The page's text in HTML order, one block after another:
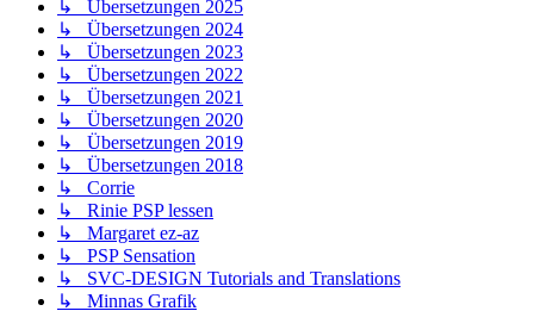
↳ Übersetzungen 2025
↳ Übersetzungen 2024
↳ Übersetzungen 2023
↳ Übersetzungen 2022
↳ Übersetzungen 2021
↳ Übersetzungen 2020
↳ Übersetzungen 2019
↳ Übersetzungen 2018
↳ Corrie
↳ Rinie PSP lessen
↳ Margaret ez-az
↳ PSP Sensation
↳ SVC-DESIGN Tutorials and Translations
↳ Minnas Grafik